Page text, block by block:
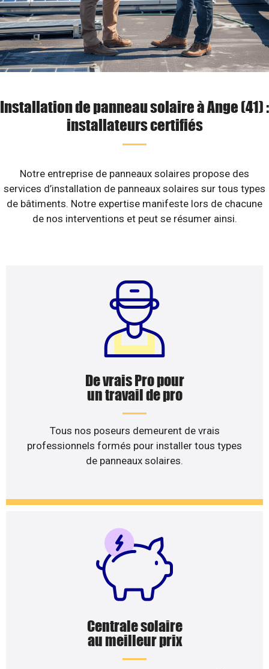
Installation de panneau solaire à Ange (41) :
installateurs certifiés
Notre entreprise de panneaux solaires propose des
services d’installation de panneaux solaires sur tous types
de bâtiments. Notre expertise manifeste lors de chacune
de nos interventions et peut se résumer ainsi.
De vrais Pro pour
un travail de pro
Tous nos poseurs demeurent de vrais
professionnels formés pour installer tous types
de panneaux solaires.
Centrale solaire
au meilleur prix